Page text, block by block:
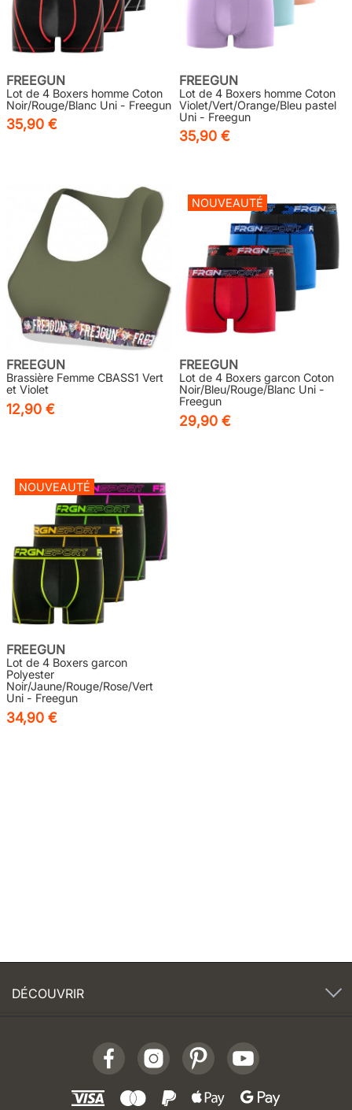
FREEGUN
Lot de 4 Boxers homme Coton
Noir/Rouge/Blanc Uni - Freegun
35,90 €
FREEGUN
Lot de 4 Boxers homme Coton
Violet/Vert/Orange/Bleu pastel
Uni - Freegun
35,90 €
FREEGUN
Brassière Femme CBASS1 Vert
et Violet
12,90 €
NOUVEAUTÉ
FREEGUN
Lot de 4 Boxers garcon Coton
Noir/Bleu/Rouge/Blanc Uni -
Freegun
29,90 €
NOUVEAUTÉ
FREEGUN
Lot de 4 Boxers garcon
Polyester
Noir/Jaune/Rouge/Rose/Vert
Uni - Freegun
34,90 €
DÉCOUVRIR